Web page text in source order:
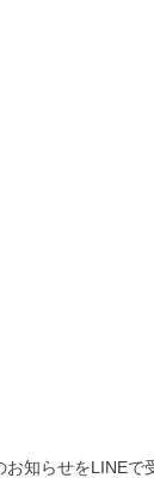
お知らせをLINEで